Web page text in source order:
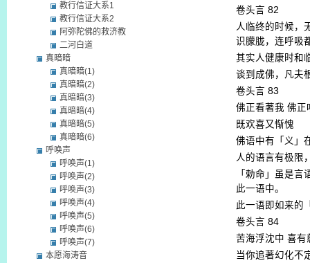
卷头言 82
人临终的时候，
识朦胧，连呼吸
其实人健康时和
谈到成佛，凡夫
卷头言 83
佛正看著我 佛正
既欢喜又惭愧
佛语中有「义」
人的语言有极限
「勅命」虽是
此一语中。
此一语即如来的
卷头言 84
苦海浮沈中 喜有
当你追著幻化不
教行信证大系1
教行信证大系2
阿弥陀佛的救济教
二河白道
真暗暗
真暗暗(1)
真暗暗(2)
真暗暗(3)
真暗暗(4)
真暗暗(5)
真暗暗(6)
呼唤声
呼唤声(1)
呼唤声(2)
呼唤声(3)
呼唤声(4)
呼唤声(5)
呼唤声(6)
呼唤声(7)
本愿海涛音